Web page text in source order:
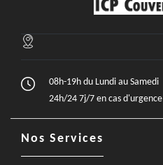
08h-19h du Lundi au Samedi
24h/24 7j/7 en cas d'urgence
Nos Services